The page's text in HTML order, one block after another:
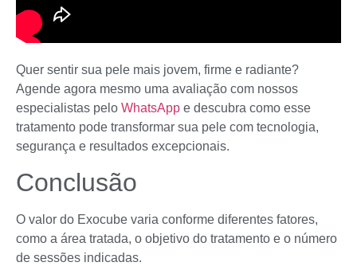
Quer sentir sua pele mais jovem, firme e radiante?
Agende agora mesmo uma avaliação com nossos
especialistas pelo WhatsApp e descubra como esse
tratamento pode transformar sua pele com tecnologia,
segurança e resultados excepcionais.
Conclusão
O valor do Exocube varia conforme diferentes fatores,
como a área tratada, o objetivo do tratamento e o número
de sessões indicadas.